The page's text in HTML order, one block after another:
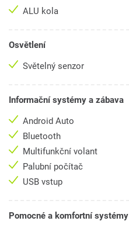
ALU kola
Osvětlení
Světelný senzor
Informační systémy a zábava
Android Auto
Bluetooth
Multifunkční volant
Palubní počítač
USB vstup
Pomocné a komfortní systémy